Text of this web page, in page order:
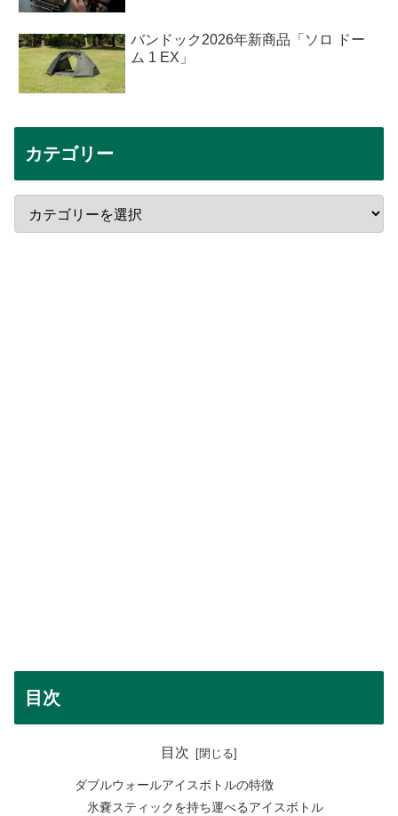
バンドック2026年新商品「ソロ ドー
ム 1 EX」
カテゴリー
目次
目次
ダブルウォールアイスボトルの特徴
氷嚢スティックを持ち運べるアイスボトル